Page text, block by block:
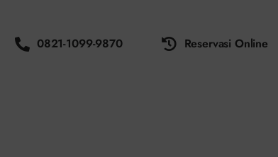
0821-1099-9870 Reservasi Online